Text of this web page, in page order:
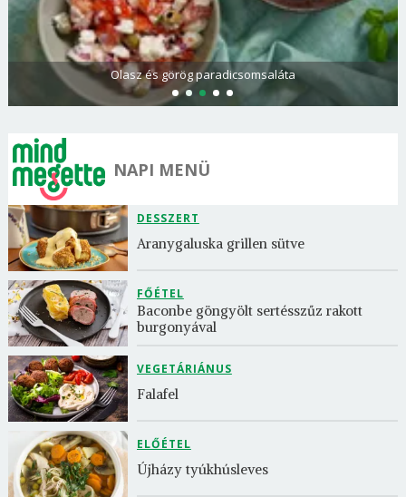
Olasz és görög paradicsomsaláta
NAPI MENÜ
DESSZERT
Aranygaluska grillen sütve
FŐÉTEL
Baconbe göngyölt sertésszűz rakott
burgonyával
VEGETÁRIÁNUS
Falafel
ELŐÉTEL
Újházy tyúkhúsleves